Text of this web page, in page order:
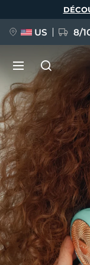
US 8/
NOUVEAU
FAQ™ Pure
BREAKING
issa™ Teeth
Langue
English
Français
Polski
Türkçe